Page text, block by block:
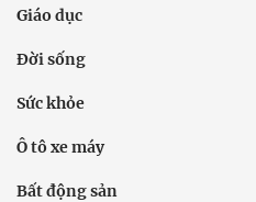
Giáo dục
Đời sống
Sức khỏe
Ô tô xe máy
Bất động sản